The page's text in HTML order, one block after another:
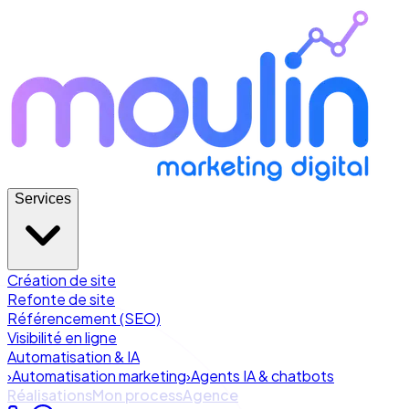
Services
Création de site
Refonte de site
Référencement (SEO)
Visibilité en ligne
Automatisation & IA
›Automatisation marketing›Agents IA & chatbots
RéalisationsMon processAgence